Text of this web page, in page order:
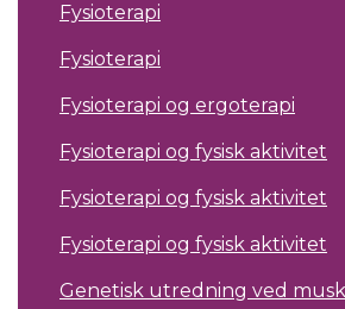
Fysioterapi
Fysioterapi
Fysioterapi og ergoterapi
Fysioterapi og fysisk aktivitet
Fysioterapi og fysisk aktivitet
Fysioterapi og fysisk aktivitet
Genetisk utredning ved